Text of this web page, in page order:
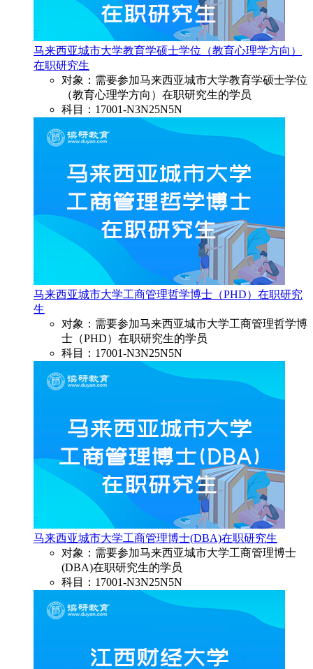
马来西亚城市大学教育学硕士学位（教育心理学方向）
在职研究生
对象：需要参加马来西亚城市大学教育学硕士学位
（教育心理学方向）在职研究生的学员
科目：17001-N3N25N5N
马来西亚城市大学工商管理哲学博士（PHD）在职研究
生
对象：需要参加马来西亚城市大学工商管理哲学博
士（PHD）在职研究生的学员
科目：17001-N3N25N5N
马来西亚城市大学工商管理博士(DBA)在职研究生
对象：需要参加马来西亚城市大学工商管理博士
(DBA)在职研究生的学员
科目：17001-N3N25N5N